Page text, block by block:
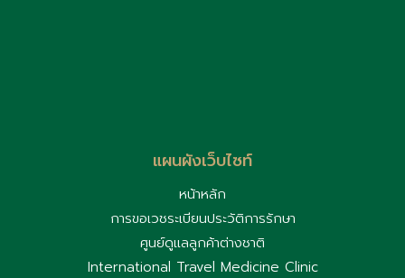
แผนผังเว็บไซท์
หน้าหลัก
การขอเวชระเบียนประวัติการรักษา
ศูนย์ดูแลลูกค้าต่างชาติ
International Travel Medicine Clinic